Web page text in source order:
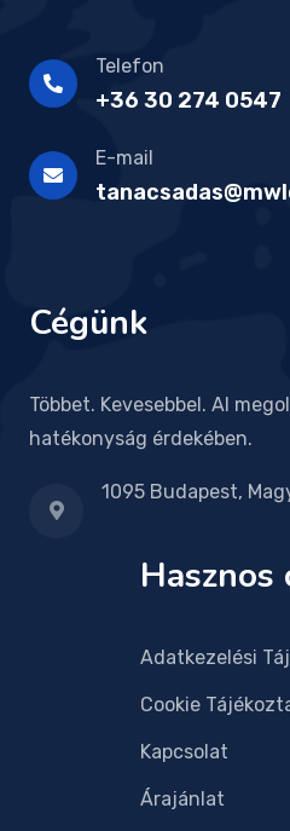
Telefon
+36 30 274 0547
E-mail
Cégünk
Többet. Kevesebbel. AI
hatékonyság érdekében.
1095 Budapest,
Adatkezelési
Cookie
Kapcsolat
Árajánlat